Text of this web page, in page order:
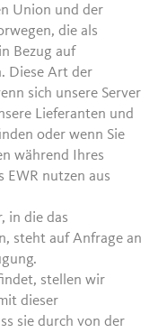
Union und der
die als
Bezug auf
Diese Art der
sich unsere Server
Lieferanten und
oder wenn Sie
während Ihres
EWR nutzen aus
in die das
steht auf Anfrage an
stellen wir
dieser
sie durch von der